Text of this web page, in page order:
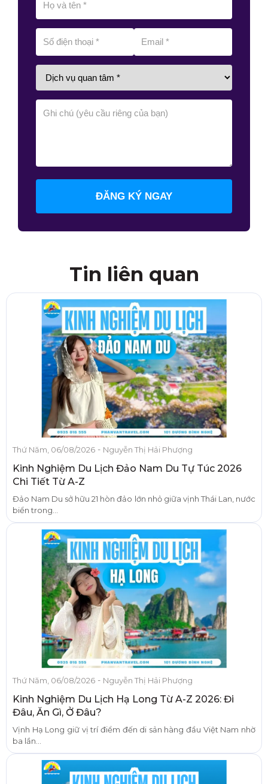
ĐĂNG KÝ NGAY
Tin liên quan
Thứ Năm, 06/08/2026 - Nguyễn Thị Hải Phượng
Kinh Nghiệm Du Lịch Đảo Nam Du Tự Túc 2026
Chi Tiết Từ A-Z
Đảo Nam Du sở hữu 21 hòn đảo lớn nhỏ giữa vịnh Thái Lan, nước
biển trong...
Thứ Năm, 06/08/2026 - Nguyễn Thị Hải Phượng
Kinh Nghiệm Du Lịch Hạ Long Từ A-Z 2026: Đi
Đâu, Ăn Gì, Ở Đâu?
Vịnh Hạ Long giữ vị trí điểm đến di sản hàng đầu Việt Nam nhờ
ba lần...